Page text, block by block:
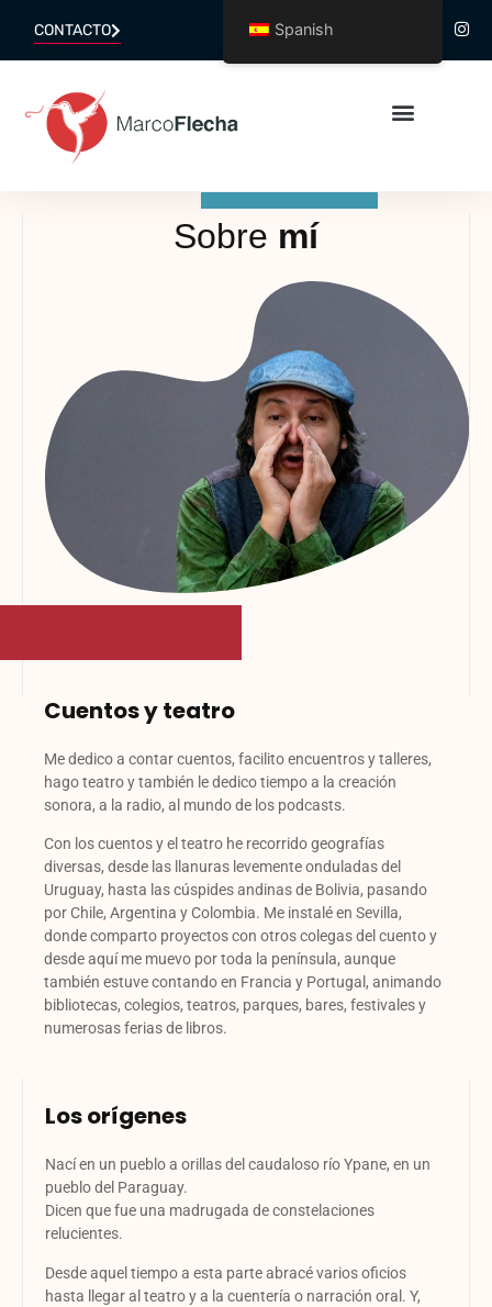
CONTACTO
Sobre mí
Los orígenes
Nací en un pueblo a orillas del caudaloso río Ypane, en un
pueblo del Paraguay.
Dicen que fue una madrugada de constelaciones
relucientes.
Desde aquel tiempo a esta parte abracé varios oficios
hasta llegar al teatro y a la cuentería o narración oral. Y,
Cuentos y teatro
Me dedico a contar cuentos, facilito encuentros y talleres,
hago teatro y también le dedico tiempo a la creación
sonora, a la radio, al mundo de los podcasts.
Con los cuentos y el teatro he recorrido geografías
diversas, desde las llanuras levemente onduladas del
Uruguay, hasta las cúspides andinas de Bolivia, pasando
por Chile, Argentina y Colombia. Me instalé en Sevilla,
donde comparto proyectos con otros colegas del cuento y
desde aquí me muevo por toda la península, aunque
también estuve contando en Francia y Portugal, animando
bibliotecas, colegios, teatros, parques, bares, festivales y
numerosas ferias de libros.
Spanish